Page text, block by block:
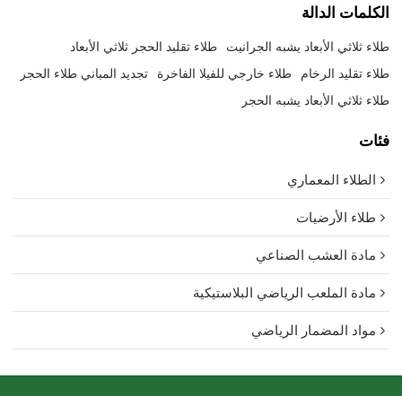
الكلمات الدالة
طلاء ثلاثي الأبعاد يشبه الجرانيت طلاء تقليد الحجر ثلاثي الأبعاد
طلاء تقليد الرخام طلاء خارجي للفيلا الفاخرة تجديد المباني طلاء الحجر
طلاء ثلاثي الأبعاد يشبه الحجر
فئات
الطلاء المعماري
طلاء الأرضيات
مادة العشب الصناعي
مادة الملعب الرياضي البلاستيكية
مواد المضمار الرياضي